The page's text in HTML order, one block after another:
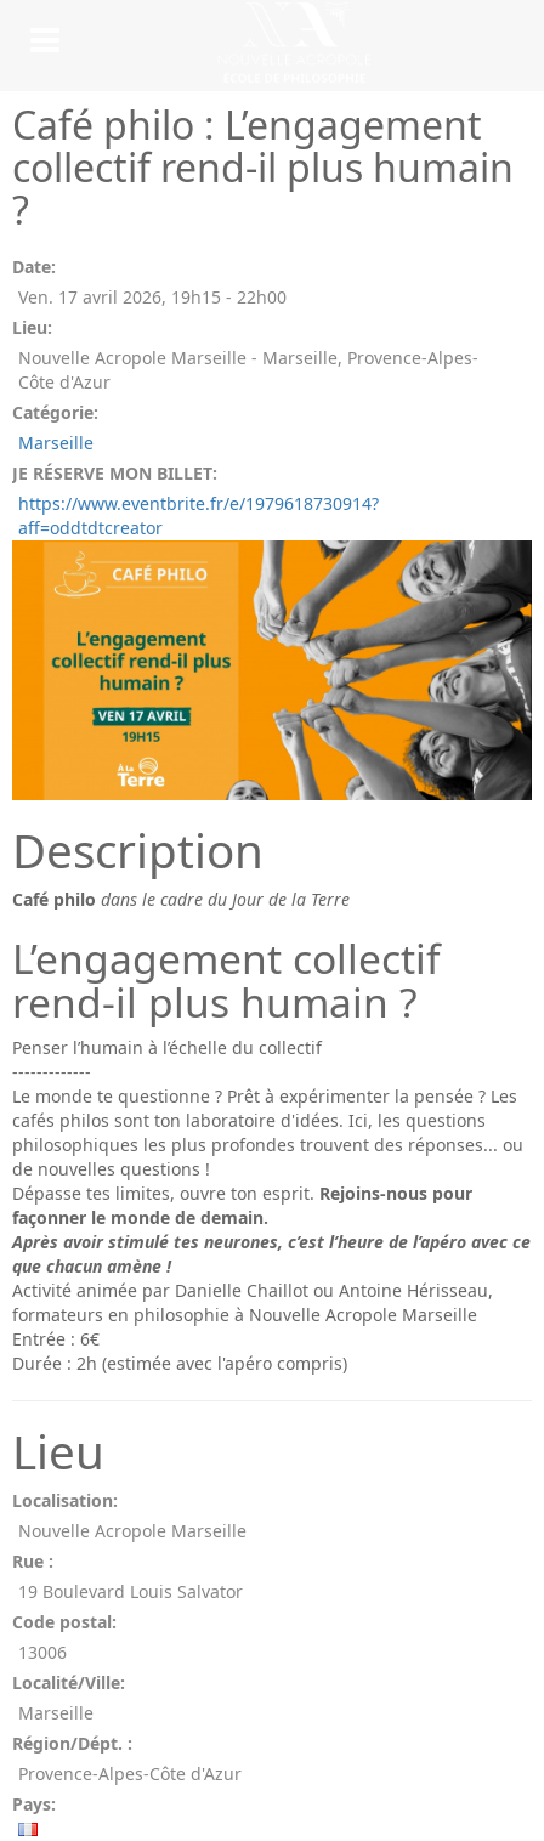
Café philo : L’engagement
collectif rend-il plus humain
?
Date:
Ven. 17 avril 2026, 19h15 - 22h00
Lieu:
Nouvelle Acropole Marseille - Marseille, Provence-Alpes-
Côte d'Azur
Catégorie:
Marseille
JE RÉSERVE MON BILLET:
https://www.eventbrite.fr/e/1979618730914?
aff=oddtdtcreator
Description
Café philo dans le cadre du Jour de la Terre
L’engagement collectif
rend-il plus humain ?
Penser l’humain à l’échelle du collectif
-------------
Le monde te questionne ? Prêt à expérimenter la pensée ? Les
cafés philos sont ton laboratoire d'idées. Ici, les questions
philosophiques les plus profondes trouvent des réponses... ou
de nouvelles questions !
Dépasse tes limites, ouvre ton esprit. Rejoins-nous pour
façonner le monde de demain.
Après avoir stimulé tes neurones, c’est l’heure de l’apéro avec ce
que chacun amène !
Activité animée par Danielle Chaillot ou Antoine Hérisseau,
formateurs en philosophie à Nouvelle Acropole Marseille
Entrée : 6€
Durée : 2h (estimée avec l'apéro compris)
Lieu
Localisation:
Nouvelle Acropole Marseille
Rue :
19 Boulevard Louis Salvator
Code postal:
13006
Localité/Ville:
Marseille
Région/Dépt. :
Provence-Alpes-Côte d'Azur
Pays: